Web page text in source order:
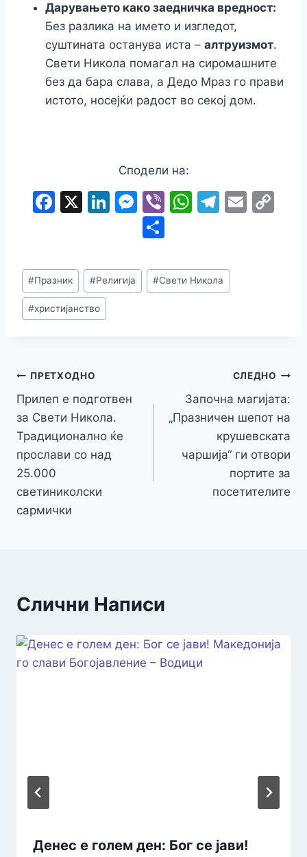
Дарувањето како заедничка вредност:
Без разлика на името и изгледот,
суштината останува иста – алтруизмот.
Свети Никола помагал на сиромашните
без да бара слава, а Дедо Мраз го прави
истото, носејќи радост во секој дом.
Сподели на:
F
e
b
o
X Li
e
dI
M
e
s
s
e
Vi W
s
A
T
gr
a
E
ar
e
#Празник #Религија #Свети Никола
#христијанство
ПРЕТХОДНО
Прилеп e подготвен
за Свети Никола.
Традиционално ќе
прослави со над
25.000
светиниколски
сармички
СЛЕДНО
Започна магијата:
„Празничен шепот на
крушевската
чаршија“ ги отвори
портите за
посетителите
Слични Написи
Денес е голем ден: Бог се јави!